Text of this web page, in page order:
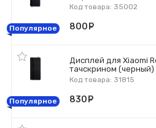
Код товара: 35002
Популярное 800
Дисплей для Xiaomi
тачскрином (черный)
Код товара: 31815
Популярное 830